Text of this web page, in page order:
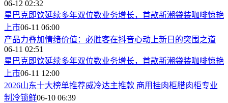
06-12 02:32
星巴克即饮延续多年双位数业务增长，首款新潮袋装咖啡惊艳
上市06-11 06:00
产品力叠加情绪价值：必胜客在抖音心动上新日的突围之道
06-11 02:51
星巴克即饮延续多年双位数业务增长，首款新潮袋装咖啡惊艳
上市06-11 12:00
2026山东十大榜单推荐威冷达主推款 商用挂肉柜腊肉柜专业
制冷锁鲜06-10 06:39